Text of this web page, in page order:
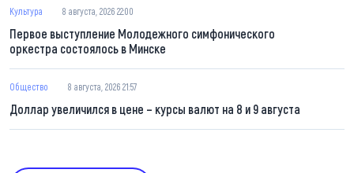
Культура 8 августа, 2026 22:00
Первое выступление Молодежного симфонического
оркестра состоялось в Минске
Общество 8 августа, 2026 21:57
Доллар увеличился в цене – курсы валют на 8 и 9 августа